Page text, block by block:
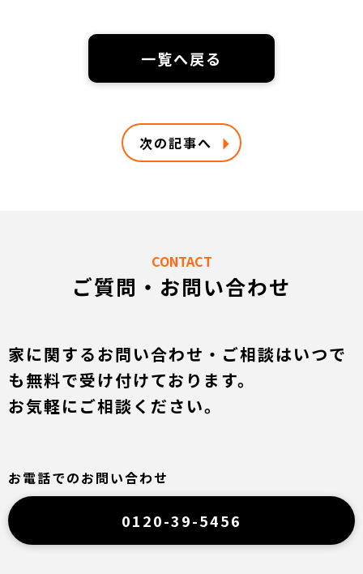
一覧へ戻る
次の記事へ
CONTACT
ご質問・お問い合わせ
家に関するお問い合わせ・ご相談はいつで
も無料で受け付けております。
お気軽にご相談ください。
お電話でのお問い合わせ
0120-39-5456